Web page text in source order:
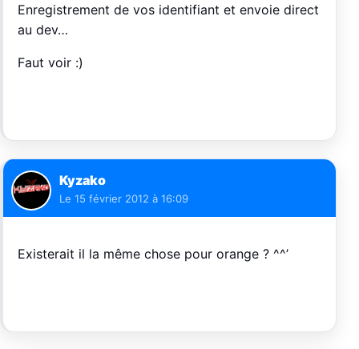
Enregistrement de vos identifiant et envoie direct
au dev…
Faut voir :)
Kyzako
Le 15 février 2012 à 16:09
Existerait il la même chose pour orange ? ^^’